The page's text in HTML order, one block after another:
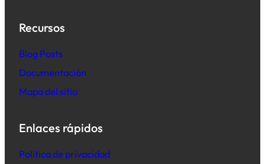
Recursos
Blog Posts
Documentación
Mapa del sitio
Enlaces rápidos
Política de privacidad